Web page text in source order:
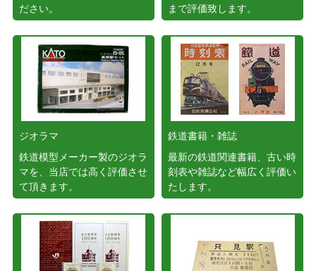
ださい。
まで評価致します。
ジオラマ
鉄道模型メーカー製のジオラ
マを、当店では高く評価させ
て頂きます。
鉄道書籍・雑誌
最新の鉄道関連書籍、古い時
刻表や雑誌など幅広く評価い
たします。